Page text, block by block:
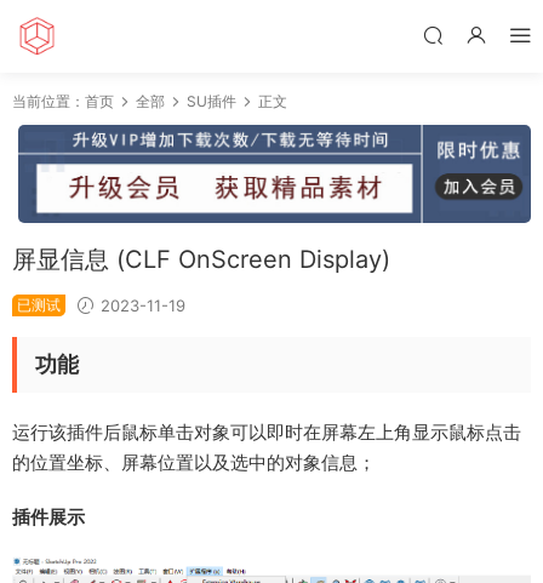
当前位置： 首页 全部 SU插件 正文
屏显信息 (CLF OnScreen Display)
已测试 2023-11-19
功能
运行该插件后鼠标单击对象可以即时在屏幕左上角显示鼠标点击
的位置坐标、屏幕位置以及选中的对象信息；
插件展示